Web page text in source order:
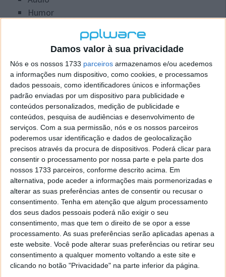
Damos valor à sua privacidade
Nós e os nossos 1733 parceiros armazenamos e/ou acedemos
a informações num dispositivo, como cookies, e processamos
dados pessoais, como identificadores únicos e informações
padrão enviadas por um dispositivo para publicidade e
conteúdos personalizados, medição de publicidade e
conteúdos, pesquisa de audiências e desenvolvimento de
serviços. Com a sua permissão, nós e os nossos parceiros
poderemos usar identificação e dados de geolocalização
precisos através da procura de dispositivos. Poderá clicar para
consentir o processamento por nossa parte e pela parte dos
nossos 1733 parceiros, conforme descrito acima. Em
alternativa, pode aceder a informações mais pormenorizadas e
alterar as suas preferências antes de consentir ou recusar o
consentimento. Tenha em atenção que algum processamento
dos seus dados pessoais poderá não exigir o seu
consentimento, mas que tem o direito de se opor a esse
processamento. As suas preferências serão aplicadas apenas a
este website. Você pode alterar suas preferências ou retirar seu
consentimento a qualquer momento voltando a este site e
clicando no botão "Privacidade" na parte inferior da página.
Humor
A Square Enix reforça assim a ideia de que o próprio
jogo foi concebido a pensar na criação de conteúdos
e mantendo a mecânica do anterior titulo que teve
mais de 4 milhões de vídeos no Youtube.
Just Cause 3 is a game designed with
streamers and content creators in mind; a true
sandbox built to be explored and played
creatively. To that end, it felt right to offer our
fans – who’ve posted over 4 million Just
Cause 2 trailers to YouTube since launch - the